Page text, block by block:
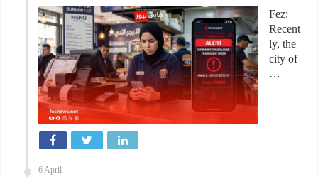
Fez:
Recent
ly, the
city of
…
6 April